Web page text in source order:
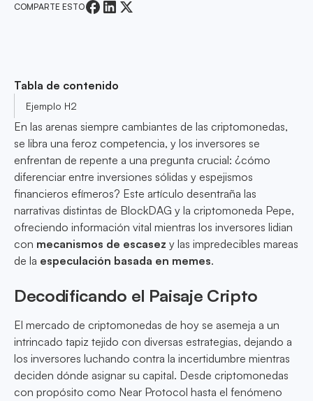
COMPARTE ESTO
Tabla de contenido
Ejemplo H2
En las arenas siempre cambiantes de las criptomonedas,
se libra una feroz competencia, y los inversores se
enfrentan de repente a una pregunta crucial: ¿cómo
diferenciar entre inversiones sólidas y espejismos
financieros efímeros? Este artículo desentraña las
narrativas distintas de BlockDAG y la criptomoneda Pepe,
ofreciendo información vital mientras los inversores lidian
con mecanismos de escasez y las impredecibles mareas
de la especulación basada en memes.
Decodificando el Paisaje Cripto
El mercado de criptomonedas de hoy se asemeja a un
intrincado tapiz tejido con diversas estrategias, dejando a
los inversores luchando contra la incertidumbre mientras
deciden dónde asignar su capital. Desde criptomonedas
con propósito como Near Protocol hasta el fenómeno